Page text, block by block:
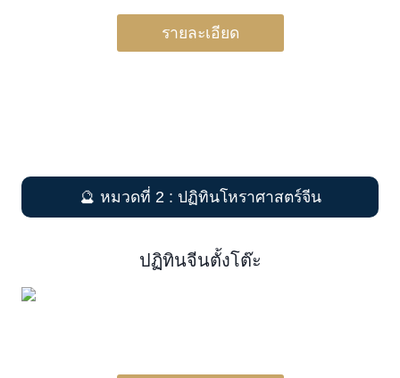
รายละเอียด
🔮 หมวดที่ 2 : ปฏิทินโหราศาสตร์จีน
ปฏิทินจีนตั้งโต๊ะ